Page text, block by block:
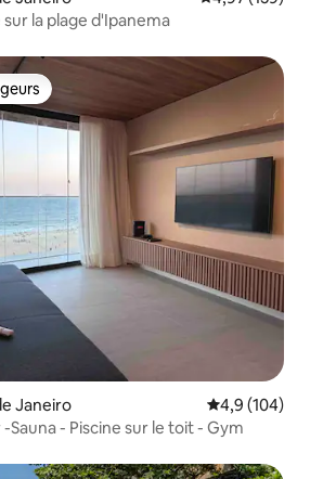
la plage d'Ipanema
Janeiro Évaluation
4,9 (104)
Sauna - Piscine sur le toit - Gym